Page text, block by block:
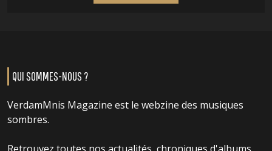
QUI SOMMES-NOUS ?
VerdamMnis Magazine est le webzine des musiques
sombres.